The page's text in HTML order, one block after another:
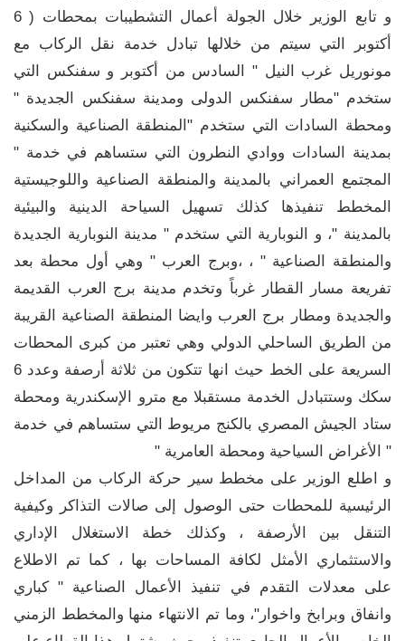
و تابع الوزير خلال الجولة أعمال التشطيبات بمحطات ( 6
أكتوبر التي سيتم من خلالها تبادل خدمة نقل الركاب مع
مونوريل غرب النيل " السادس من أكتوبر و سفنكس التي
ستخدم "مطار سفنكس الدولى ومدينة سفنكس الجديدة "
ومحطة السادات التي ستخدم "المنطقة الصناعية والسكنية
بمدينة السادات ووادي النطرون التي ستساهم في خدمة "
المجتمع العمراني بالمدينة والمنطقة الصناعية واللوجيستية
المخطط تنفيذها كذلك تسهيل السياحة الدينية والبيئية
بالمدينة "، و النوبارية التي ستخدم " مدينة النوبارية الجديدة
والمنطقة الصناعية " ، ،وبرج العرب " وهي أول محطة بعد
تفريعة مسار القطار غرباً وتخدم مدينة برج العرب القديمة
والجديدة ومطار برج العرب وايضا المنطقة الصناعية القريبة
من الطريق الساحلي الدولي وهي تعتبر من كبرى المحطات
السريعة على الخط حيث انها تتكون من ثلاثة أرصفة وعدد 6
سكك وستتبادل الخدمة مستقبلا مع مترو الإسكندرية ومحطة
ستاد الجيش المصري بالكنج مريوط التي ستساهم في خدمة
" الأغراض السياحية ومحطة العامرية "
و اطلع الوزير على مخطط سير حركة الركاب من المداخل
الرئيسية للمحطات حتى الوصول إلى صالات التذاكر وكيفية
التنقل بين الأرصفة ، وكذلك خطة الاستغلال الإداري
والاستثماري الأمثل لكافة المساحات بها ، كما تم الاطلاع
على معدلات التقدم في تنفيذ الأعمال الصناعية " كباري
وانفاق وبرابخ واخوار"، وما تم الانتهاء منها والمخطط الزمني